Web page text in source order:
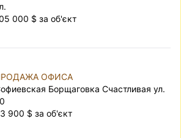
000 $ за об'єкт
ОФИСА
Борщаговка Счастливая ул.
900 $ за об'єкт